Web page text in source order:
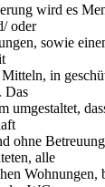
wird es
oder
sowie
in
Das
umgestaltet,
ohne
alle
Wohnungen,